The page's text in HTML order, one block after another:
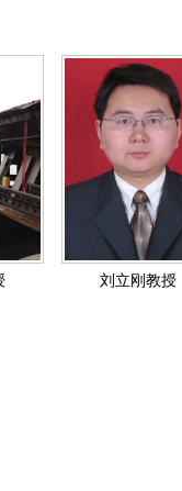
许菱教授